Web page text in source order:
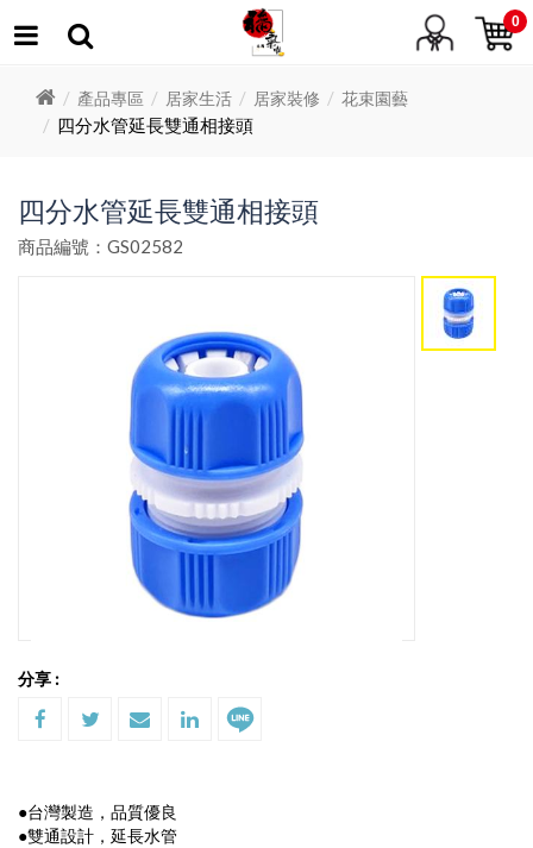
0
產品專區 居家生活 居家裝修 花束園藝
四分水管延長雙通相接頭
四分水管延長雙通相接頭
商品編號：GS02582
分享 :
●台灣製造，品質優良
●雙通設計，延長水管